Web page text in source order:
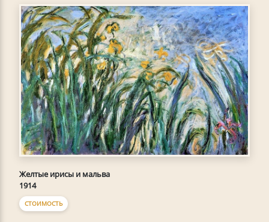
Желтые ирисы и мальва
1914
СТОИМОСТЬ